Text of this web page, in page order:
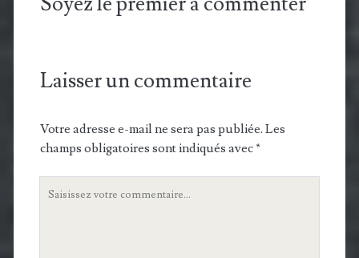
Laisser un commentaire
Votre adresse e-mail ne sera pas publiée. Les
champs obligatoires sont indiqués avec*